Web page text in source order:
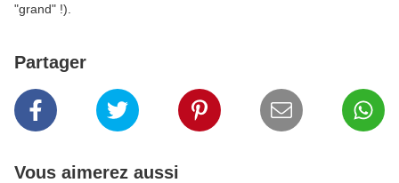
"grand" !).
Partager
Vous aimerez aussi